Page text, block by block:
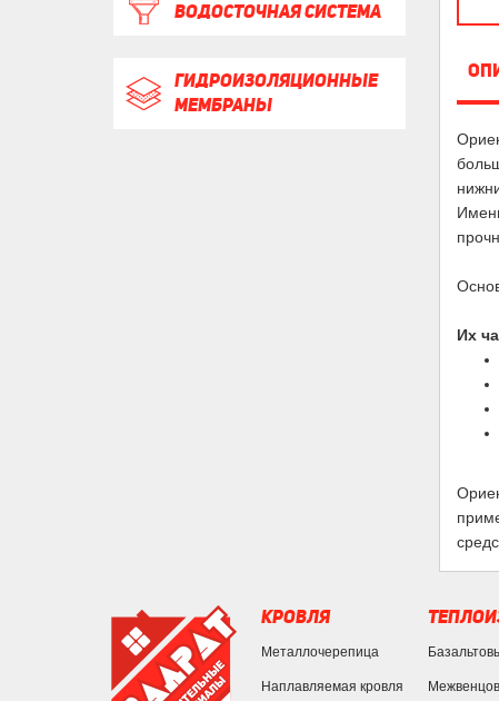
ВОДОСТОЧНАЯ СИСТЕМА
ГИДРОИЗОЛЯЦИОННЫЕ
МЕМБРАНЫ
Их
КРОВЛЯ
Металлочерепица
Наплавляемая кровля